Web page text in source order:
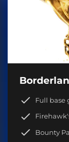
Full base
Bounty